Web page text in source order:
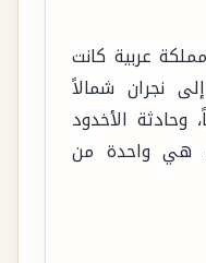
وهي مملكة عربية كانت
نجران شمالاً
الأخدود
هي واحدة من